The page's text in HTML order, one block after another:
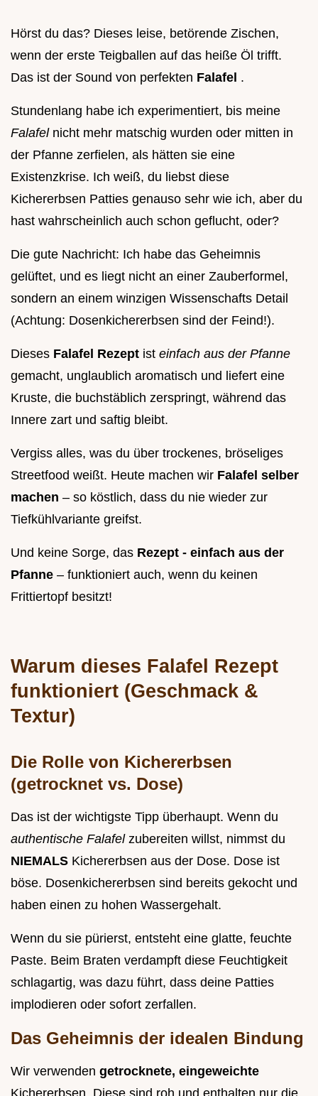
Hörst du das? Dieses leise, betörende Zischen,
wenn der erste Teigballen auf das heiße Öl trifft.
Das ist der Sound von perfekten Falafel .
Stundenlang habe ich experimentiert, bis meine
Falafel nicht mehr matschig wurden oder mitten in
der Pfanne zerfielen, als hätten sie eine
Existenzkrise. Ich weiß, du liebst diese
Kichererbsen Patties genauso sehr wie ich, aber du
hast wahrscheinlich auch schon geflucht, oder?
Die gute Nachricht: Ich habe das Geheimnis
gelüftet, und es liegt nicht an einer Zauberformel,
sondern an einem winzigen Wissenschafts Detail
(Achtung: Dosenkichererbsen sind der Feind!).
Dieses Falafel Rezept ist einfach aus der Pfanne
gemacht, unglaublich aromatisch und liefert eine
Kruste, die buchstäblich zerspringt, während das
Innere zart und saftig bleibt.
Vergiss alles, was du über trockenes, bröseliges
Streetfood weißt. Heute machen wir Falafel selber
machen – so köstlich, dass du nie wieder zur
Tiefkühlvariante greifst.
Und keine Sorge, das Rezept - einfach aus der
Pfanne – funktioniert auch, wenn du keinen
Frittiertopf besitzt!
Warum dieses Falafel Rezept
funktioniert (Geschmack &
Textur)
Die Rolle von Kichererbsen
(getrocknet vs. Dose)
Das ist der wichtigste Tipp überhaupt. Wenn du
authentische Falafel zubereiten willst, nimmst du
NIEMALS Kichererbsen aus der Dose. Dose ist
böse. Dosenkichererbsen sind bereits gekocht und
haben einen zu hohen Wassergehalt.
Wenn du sie pürierst, entsteht eine glatte, feuchte
Paste. Beim Braten verdampft diese Feuchtigkeit
schlagartig, was dazu führt, dass deine Patties
implodieren oder sofort zerfallen.
Das Geheimnis der idealen Bindung
Wir verwenden getrocknete, eingeweichte